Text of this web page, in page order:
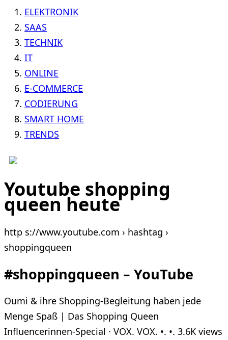
ELEKTRONIK
SAAS
TECHNIK
IT
ONLINE
E-COMMERCE
CODIERUNG
SMART HOME
TRENDS
Youtube shopping
queen heute
http s://www.youtube.com › hashtag ›
shoppingqueen
#shoppingqueen – YouTube
Oumi & ihre Shopping-Begleitung haben jede
Menge Spaß | Das Shopping Queen
Influencerinnen-Special · VOX. VOX. •. •. 3.6K views